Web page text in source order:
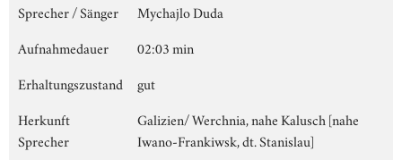
Sprecher / Sänger
Mychajlo Duda
Aufnahmedauer
02:03 min
Erhaltungszustand
gut
Herkunft
Sprecher
Galizien/ Werchnia, nahe Kalusch [nahe
Iwano-Frankiwsk, dt. Stanislau]